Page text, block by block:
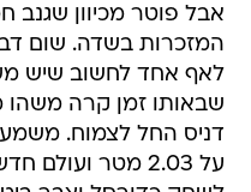
אבל פוטר מכיוון שגנב
המזכרות בשדה. שום
לאף אחד לחשוב שיש
על 2.03 מטר